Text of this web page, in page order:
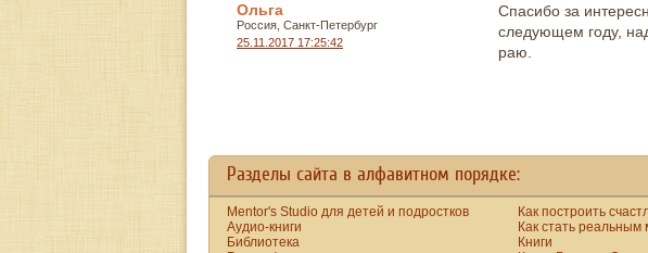
Ольга
Россия, Санкт-Петербург
25.11.2017 17:25:42
Спасибо за
следующем году,
раю.
Разделы сайта в алфавитном порядке:
Mentor's Studio для детей и подростков
Аудио-книги
Библиотека
Как построить
Как стать реальным
Книги